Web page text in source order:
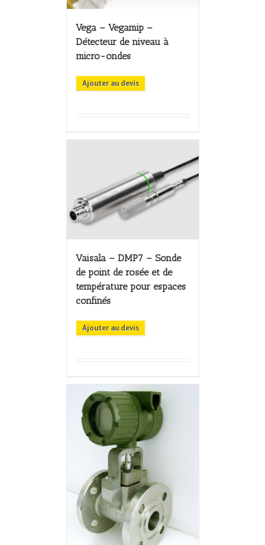
Vega – Vegamip –
Détecteur de niveau à
micro-ondes
Ajouter au devis
Vaisala – DMP7 – Sonde
de point de rosée et de
température pour espaces
confinés
Ajouter au devis